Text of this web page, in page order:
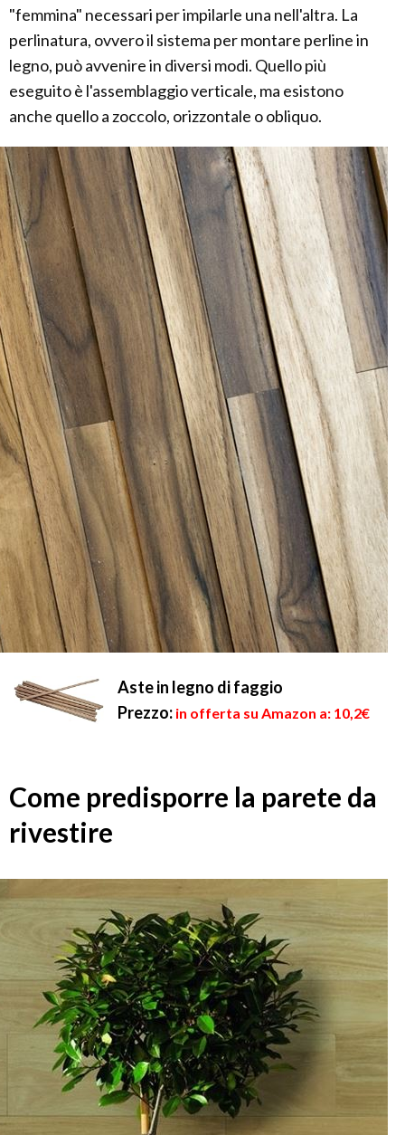
"femmina" necessari per impilarle una nell'altra. La
perlinatura, ovvero il sistema per montare perline in
legno, può avvenire in diversi modi. Quello più
eseguito è l'assemblaggio verticale, ma esistono
anche quello a zoccolo, orizzontale o obliquo.
Aste in legno di faggio
Prezzo: in offerta su Amazon a: 10,2€
Come predisporre la parete da
rivestire